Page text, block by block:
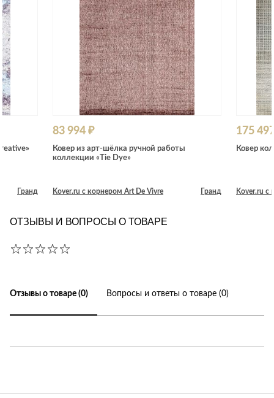
Гранд
83 994 ₽
Ковер из арт-шёлка ручной работы
коллекции «Tie Dye»
Kover.ru с корнером Art De Vivre Гранд
175
Ковер
Kover.ru с
ОТЗЫВЫ И ВОПРОСЫ О ТОВАРЕ
Отзывы о товаре (0) Вопросы и ответы о товаре (0)